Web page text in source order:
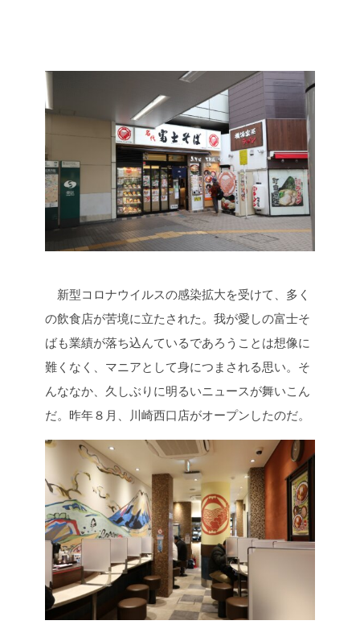
新型コロナウイルスの感染拡大を受けて、多く
の飲食店が苦境に立たされた。我が愛しの富士そ
ばも業績が落ち込んているであろうことは想像に
難くなく、マニアとして身につまされる思い。そ
んななか、久しぶりに明るいニュースが舞いこん
だ。昨年８月、川崎西口店がオープンしたのだ。